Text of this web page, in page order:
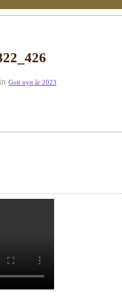
Gott nytt år 2023